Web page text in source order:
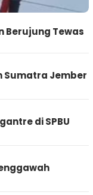
Berujung Tewas
Sumatra Jember
di SPBU